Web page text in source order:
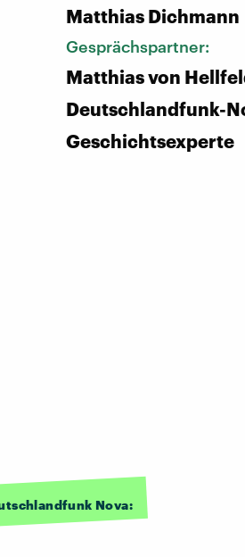
Matthias Dichmann
Gesprächspartner:
Matthias von
Deutschlandfunk-
Geschichtsexperte
Nova: